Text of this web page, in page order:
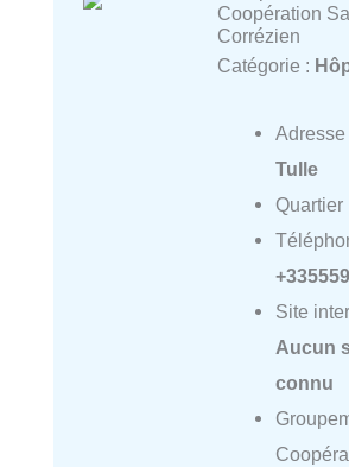
Coopération
Corrézien
Catégorie :
Adresse
Tulle
Quartier
Site
Aucun
connu